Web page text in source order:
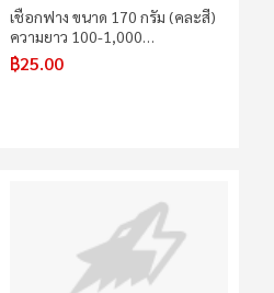
เชือกฟาง ขนาด 170 กรัม (คละสี)
ความยาว 100-1,000…
฿25.00